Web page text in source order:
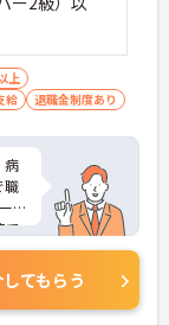
上
給 退職金制度あり
病
職
ト
で
い
てもらう